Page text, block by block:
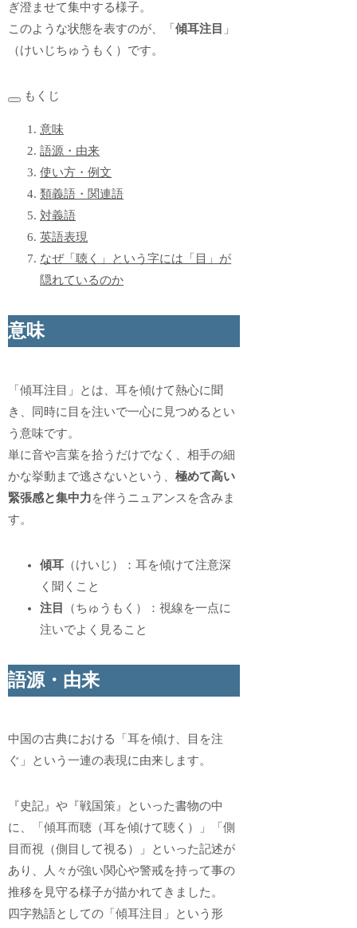
ぎ澄ませて集中する様子。
このような状態を表すのが、「傾耳注目 」
（けいじちゅうもく）です。
もくじ
意味
語源・由来
使い方・例文
類義語・関連語
対義語
英語表現
なぜ「聴く」という字には「目」が
隠れているのか
意味
「傾耳注目」とは、耳を傾けて熱心に聞
き、同時に目を注いで一心に見つめるとい
う意味です。
単に音や言葉を拾うだけでなく、相手の細
かな挙動まで逃さないという、極めて高い
緊張感と集中力を伴うニュアンスを含みま
す。
傾耳 （けいじ）：耳を傾けて注意深
く聞くこと
注目
（ちゅうもく）：視線を一点に
注いでよく見ること
語源・由来
中国の古典における「耳を傾け、目を注
ぐ」という一連の表現に由来します。
『史記』や『戦国策』といった書物の中
に、「傾耳而聴（耳を傾けて聴く）」「側
目而視（側目して視る）」といった記述が
あり、人々が強い関心や警戒を持って事の
推移を見守る様子が描かれてきました。
四字熟語としての「傾耳注目」という形